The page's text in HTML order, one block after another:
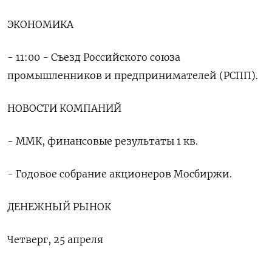
ЭКОНОМИКА
- 11:00 - Съезд Российского союза
промышленников и предпринимателей (РСПП).
НОВОСТИ КОМПАНИЙ
- ММК, финансовые результаты 1 кв.
- Годовое собрание акционеров Мосбиржи.
ДЕНЕЖНЫЙ РЫНОК
Четверг, 25 апреля